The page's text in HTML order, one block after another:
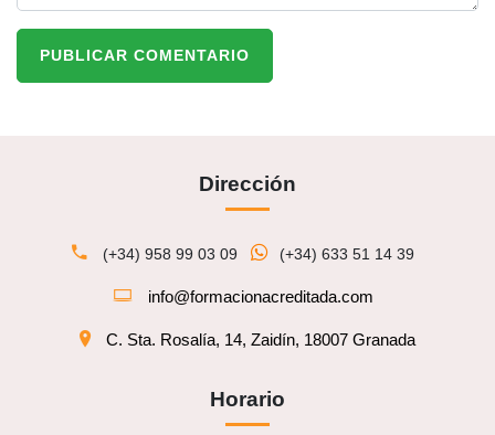
PUBLICAR COMENTARIO
Dirección
(+34) 958 99 03 09 (+34) 633 51 14 39
info@formacionacreditada.com
C. Sta. Rosalía, 14, Zaidín, 18007 Granada
Horario